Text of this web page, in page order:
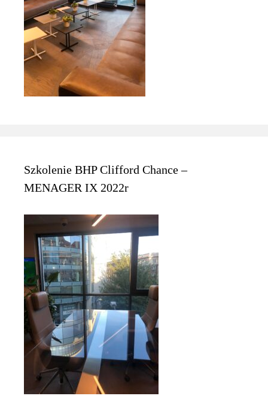
Szkolenie BHP Clifford Chance –
MENAGER IX 2022r